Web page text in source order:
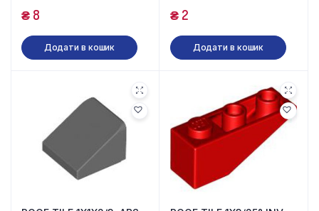
₴8
Додати в кошик
₴2
Додати в кошик